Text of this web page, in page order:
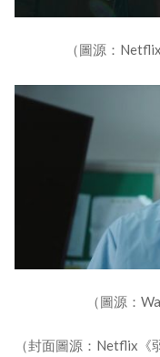
（圖源：
（圖源：
（封面圖源：Netflix《